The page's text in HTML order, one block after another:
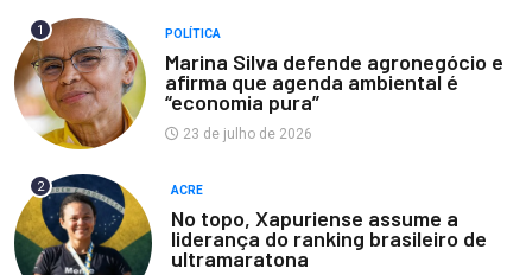
1 POLÍTICA
Marina Silva defende agronegócio e
afirma que agenda ambiental é
“economia pura”
23 de julho de 2026
2 ACRE
No topo, Xapuriense assume a
liderança do ranking brasileiro de
ultramaratona